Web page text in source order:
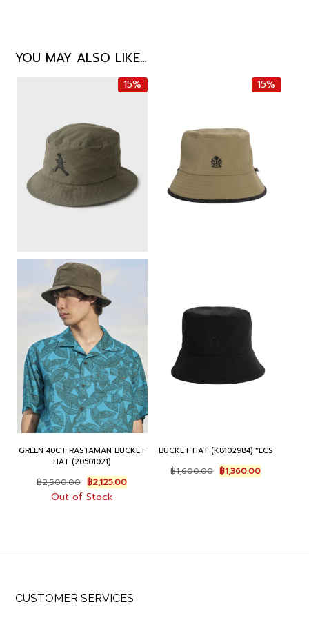
YOU MAY ALSO LIKE…
15%
GREEN 40CT RASTAMAN BUCKET
HAT (20501021)
฿2,500.00 Original
price
was:
฿2,125.00Current
price
Out of Stock
15%
BUCKET HAT (K8102984) *ECS
฿1,600.00 Original
price
฿1,360.00Current
price
CUSTOMER SERVICES